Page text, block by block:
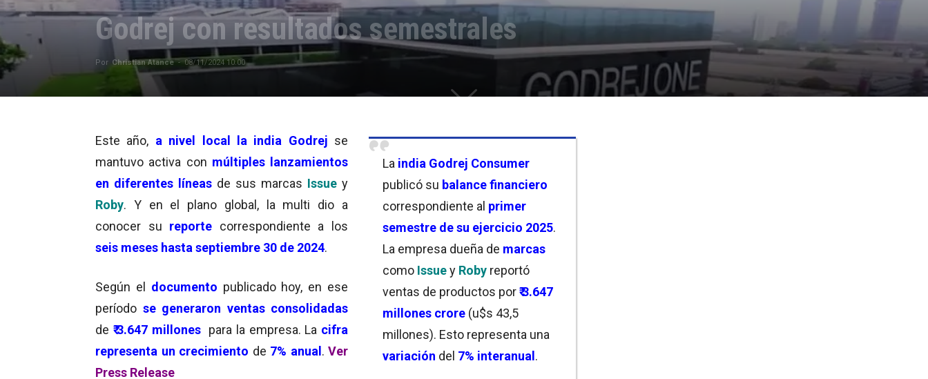
Godrej con resultados semestrales
Por Christian Atance - 08/11/2024 10:00
La india Godrej Consumer
publicó su balance financiero
correspondiente al primer
semestre de su ejercicio 2025.
La empresa dueña de marcas
como Issuey Roby reportó
ventas de productos por₹ 3.647
millones crore (u$s 43,5
millones). Esto representa una
variación del 7% interanual.
Este año, a nivel local la india Godrej se
mantuvo activa con múltiples lanzamientos
en diferentes líneas de sus marcas Issue y
Roby. Y en el plano global, la multi dio a
conocer su reporte correspondiente a los
seis meses hasta septiembre 30 de 2024.
Según el documento publicado hoy, en ese
período se generaron ventas consolidadas
de ₹ 3.647 millones para la empresa. La cifra
representa un crecimiento de 7% anual. Ver
Press Release